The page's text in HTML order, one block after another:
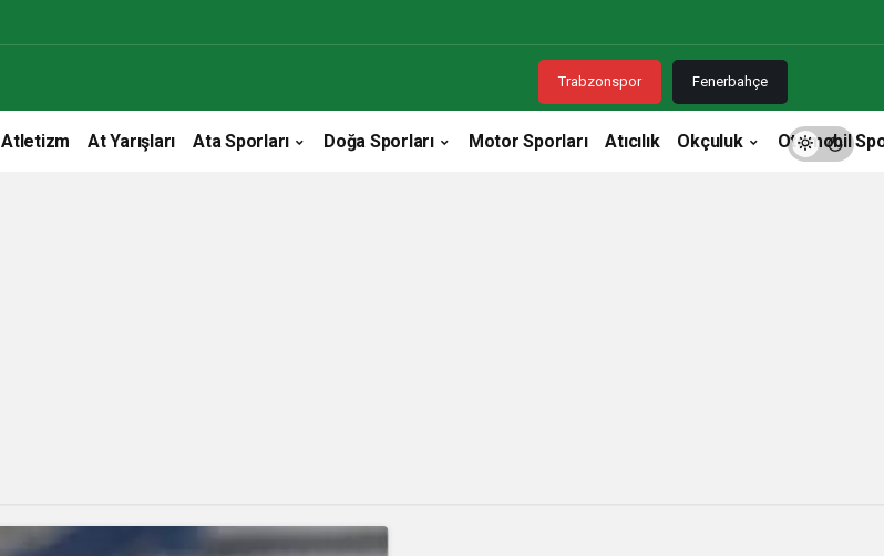
Trabzonspor Fenerbahçe
Atletizm At Yarışları Ata Sporları Doğa Sporları Motor Sporları Atıcılık Okçuluk Otomobil